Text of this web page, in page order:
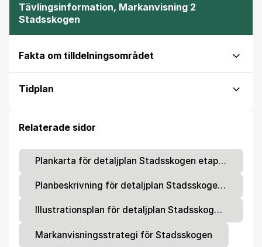
Tävlingsinformation, Markanvisning 2
Stadsskogen
Fakta om tilldelningsområdet
Tidplan
Relaterade sidor
Plankarta för detaljplan Stadsskogen etapp 4
Planbeskrivning för detaljplan Stadsskogen etapp 4
Illustrationsplan för detaljplan Stadsskogen etapp 4
Markanvisningsstrategi för Stadsskogen